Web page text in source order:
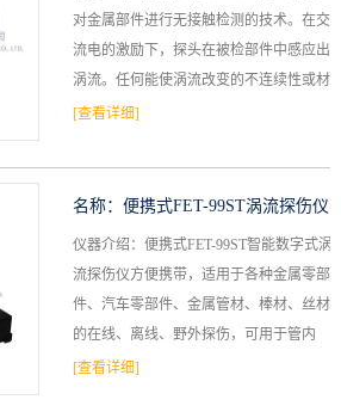
对金属部件进行无接触检测的技术。在交
流电的激励下，探头在被检部件中感应出
涡流。任何能使涡流改变的不连续性或材
料性能的变化都会被探头检测出来，并被
[查看详细]
名称： 便携式FET-99ST涡流探伤仪
仪器介绍：便携式FET-99ST智能数字式涡
流探伤仪方便携带，适用于各种金属零部
件、汽车零部件、金属管材、棒材、丝材
的在线、离线、野外探伤，可用于管内
壁、钻板、轴承圈、孔板坯、方坯、圆坯
[查看详细]